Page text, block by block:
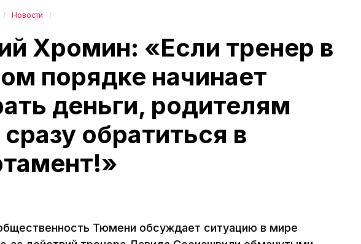
Новости
Хромин: «Если тренер в
порядке начинает
деньги, родителям
обратиться в
Тюмени обсуждает ситуацию в мире